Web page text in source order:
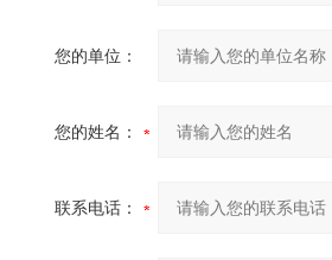
您的单位：
您的姓名：
联系电话：